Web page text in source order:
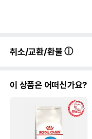
취소/교환/환불
이 상품은 어떠신가요?